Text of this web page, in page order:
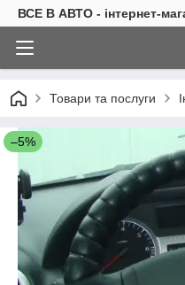
ВСЕ В АВТО - інтернет-
Товари та послуги
–5%